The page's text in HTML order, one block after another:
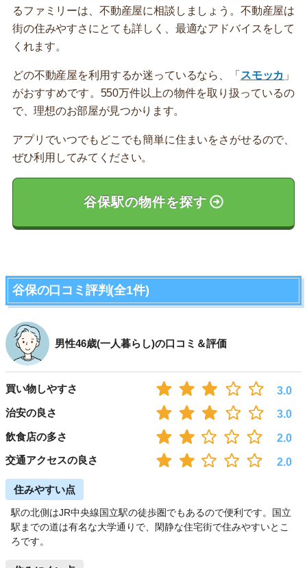
るファミリーは、不動産屋に相談しましょう。不動産屋は
街の住みやすさにとても詳しく、最適なアドバイスをして
くれます。
どの不動産屋を利用するか迷っているなら、「 スモッカ 」
がおすすめです。550万件以上の物件を取り扱っているの
で、理想のお部屋が見つかります。
アプリでいつでもどこでも簡単に住まいをさがせるので、
ぜひ利用してみてください。
谷保駅の物件を探す
谷保の口コミ評判(全1件)
男性46歳(一人暮らし)の口コミ＆評価
買い物しやすさ
3.0
治安の良さ
3.0
飲食店の多さ
2.0
交通アクセスの良さ
2.0
住みやすい点
駅の北側はJR中央線国立駅の徒歩圏でもあるので便利です。国立
駅までの道は有名な大学通りで、閑静な住宅街で住みやすいとこ
ろです。